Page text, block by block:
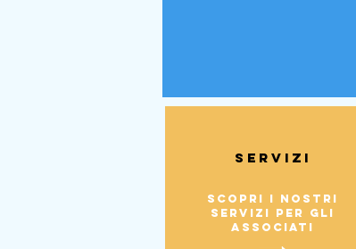
Servizi
Scopri i nostri
servizi per gli
associati